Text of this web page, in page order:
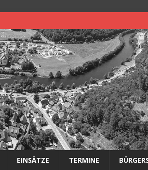
EINSÄTZE TERMINE